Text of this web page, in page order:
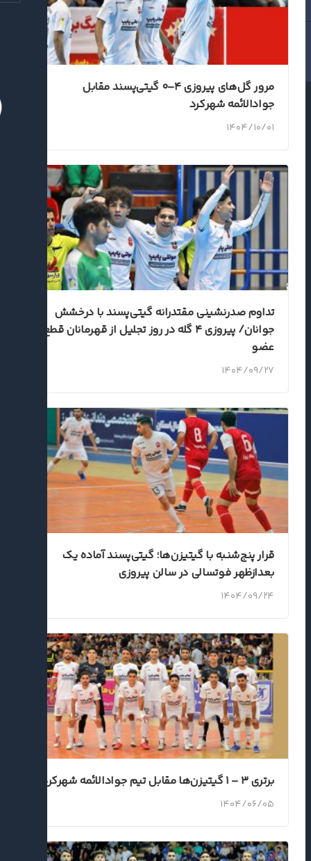
مرور گل‌های پیروزی ۴–۰ گیتی‌پسند مقابل
جوادالائمه شهرکرد
۱۴۰۴/۱۰/۰۱
تداوم صدرنشینی مقتدرانه گیتی‌پسند با درخشش
جوانان/ پیروزی ۴ گله در روز تجلیل از قهرمانان قطع
عضو
۱۴۰۴/۰۹/۲۷
قرار پنج‌شنبه با گیتیزن‌ها؛ گیتی‌پسند آماده یک
بعدازظهر فوتسالی در سالن پیروزی
۱۴۰۴/۰۹/۲۴
برتری ۳ – ۱ گیتیزن‌ها مقابل تیم جوادالائمه شهرکرد
۱۴۰۴/۰۶/۰۵